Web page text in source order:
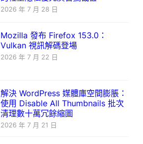
2026 年 7 月 28 日
Mozilla 發布 Firefox 153.0：
Vulkan 視訊解碼登場
2026 年 7 月 22 日
解決 WordPress 媒體庫空間膨脹：
使用 Disable All Thumbnails 批次
清理數十萬冗餘縮圖
2026 年 7 月 21 日